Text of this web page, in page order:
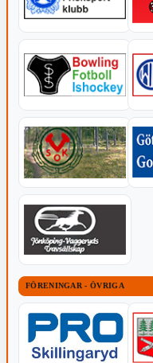
FÖRENINGAR - ÖVRIGA